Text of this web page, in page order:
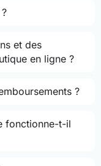
et des
en ligne ?
?
fonctionne-t-il